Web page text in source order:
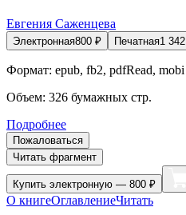
Евгения Саженцева
Электронная800 ₽ Печатная1 342
Формат: epub, fb2, pdfRead, mobi
Объем: 326 бумажных стр.
Подробнее
Пожаловаться
Читать фрагмент
Купить электронную — 800 ₽
О книгеОглавлениеЧитать